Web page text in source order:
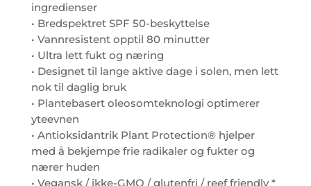
ingredienser
• Bredspektret SPF 50-beskyttelse
• Vannresistent opptil 80 minutter
• Ultra lett fukt og næring
• Designet til lange aktive dage i solen, men lett
nok til daglig bruk
• Plantebasert oleosomteknologi optimerer
yteevnen
• Antioksidantrik Plant Protection® hjelper
med å bekjempe frie radikaler og fukter og
nærer huden
• Vegansk / ikke-GMO / glutenfri / reef friendly *